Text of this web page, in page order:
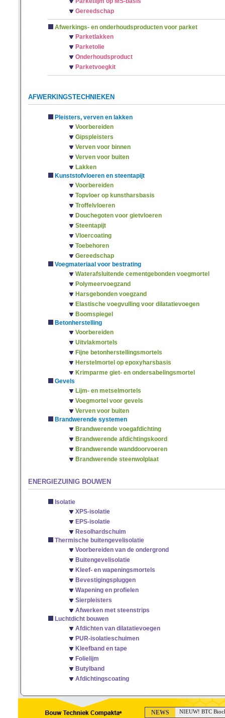
Gereedschap
Afwerkings- en onderhoudsproducten voor parket
Parketlakken
Parketolie
Onderhoudsproduct
Parketvoegkit
AFWERKINGSTECHNIEKEN
Pleisters, verven en lakken
Voorbereiden
Gipspleisters
Verven voor binnen
Verven voor buiten
Lakken
Kunststofvloeren en steentapijt
Voorbereiden
Topvloer op kunstharsbasis
Troffelvloeren
Douchegoten voor gietvloeren
Steentapijt
Vloercoating
Toebehoren
Gereedschap
Voegmateriaal voor bestrating
Waterafsluitende cementgebonden voegmortel
Polymeervoegzand
Harsgebonden voegzand
Elastische voegvulling voor dilatatievoegen
Boomspiegel
Betonherstelling
Voorbereiden
Uitvlakmortels
Fijne betonherstellingsmortels
Herstelmortel op epoxyharsbasis
Krimparme giet- en ondersabelingsmortel
Gevels
Lijm- en metselmortels
Voegmortel voor gevels
Verven voor buiten
Brandwerende systemen
Brandwerende voegafdichting
Brandwerende afdichtingskoord
Brandwerende wanddoorvoeren
Brandwerende steenwolplaat
ENERGIEZUINIG BOUWEN
Isolatie
XPS-isolatie
EPS-isolatie
Resolhardschuim
Thermische buitengevelisolatie
Voorbereiden van de ondergrond
Buitengevelisolatie
Kleef- en wapeningsmortels
Bevestigingspluggen
Wapening en profielen
Sierpleisters
Afwerken met steenstrips
Luchtdicht bouwen
Afdichten van dilatatievoegen
PUR-isolatieschuimen
Kleefband en tape
Folielijm
Butylband
Afdichtingscoating
NEWS NIEUW! BTC